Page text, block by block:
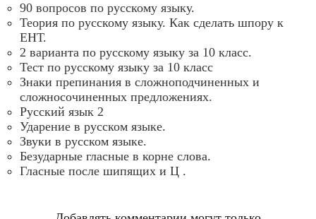
90 вопросов по русскому языку.
Теория по русскому языку. Как сделать шпору к
ЕНТ.
2 варианта по русскому языку за 10 класс.
Тест по русскому языку за 10 класс
Знаки препинания в сложноподчиненных и
сложносочиненных предложениях.
Русский язык 2
Ударение в русском языке.
Звуки в русском языке.
Безударные гласные в корне слова.
Гласные после шипящих и Ц .